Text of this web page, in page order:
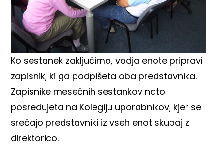
Ko sestanek zaključimo, vodja enote pripravi
zapisnik, ki ga podpišeta oba predstavnika.
Zapisnike mesečnih sestankov nato
posredujeta na Kolegiju uporabnikov, kjer se
srečajo predstavniki iz vseh enot skupaj z
direktorico.